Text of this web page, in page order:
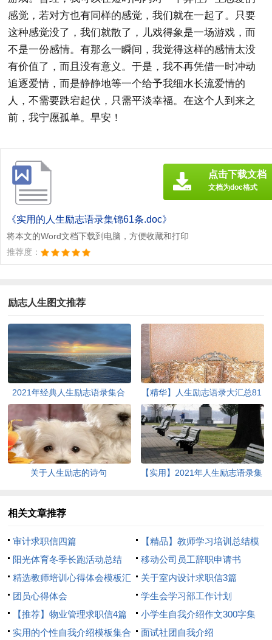
感觉，若对方也有同样的感觉，我们就在一起了。只要
这种感觉没了，我们就散了，儿戏得象是一场游戏，而
不是一份感情。有那么一瞬间，我觉得这样的感情太没
有价值了，而且没有意义。于是，我不再凭借一时冲动
追逐爱情，而是静静地等一个给予我细水长流爱情的
人，不需要跌宕起伏，只需平淡幸福。在这个人到来之
前，我宁愿孤单。早安！
《实用的人生励志语录集锦61条.doc》
将本文的Word文档下载到电脑，方便收藏和打印
推荐度：
点击下载文档
文档为doc格式
励志人生图文推荐
2021年经典人生励志语录集合
47条
【精华】人生励志语录大汇总81
句
关于人生励志的诗句
【实用】2021年人生励志语录集
相关文章推荐
审计求职信四篇
【精品】教师学习培训总结模
板8篇
阳光体育冬季长跑活动总结
移动公司员工辞职申请书
精选教师培训心得体会模板汇
总8篇
关于室内设计求职信3篇
团员心得体会
学生会学习部工作计划
【推荐】物业管理求职信4篇
小学生自我介绍作文300字集
合7篇
实用的个性自我介绍模板集合 面试社团自我介绍